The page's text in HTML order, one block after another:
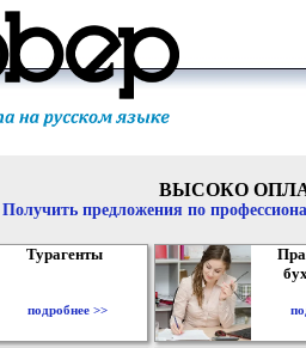
ВЫСОКО
Получить предложения по
Турагенты
подробнее >>